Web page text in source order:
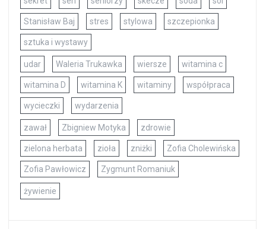
Stanisław Baj stres stylowa szczepionka
sztuka i wystawy
udar Waleria Trukawka wiersze witamina c
witamina D witamina K witaminy współpraca
wycieczki wydarzenia
zawał Zbigniew Motyka zdrowie
zielona herbata zioła zniżki Zofia Cholewińska
Zofia Pawłowicz Zygmunt Romaniuk
żywienie